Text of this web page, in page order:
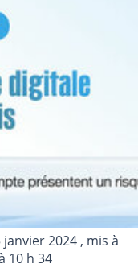
2024 , mis à
10 h 34